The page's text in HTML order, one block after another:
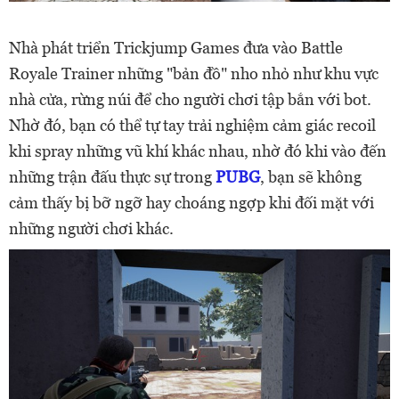
Nhà phát triển Trickjump Games đưa vào Battle
Royale Trainer những "bản đồ" nho nhỏ như khu vực
nhà cửa, rừng núi để cho người chơi tập bắn với bot.
Nhờ đó, bạn có thể tự tay trải nghiệm cảm giác recoil
khi spray những vũ khí khác nhau, nhờ đó khi vào đến
những trận đấu thực sự trongPUBG, bạn sẽ không
cảm thấy bị bỡ ngỡ hay choáng ngợp khi đối mặt với
những người chơi khác.